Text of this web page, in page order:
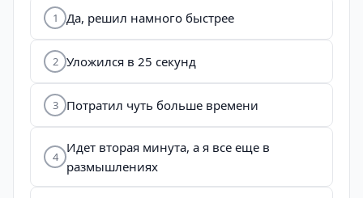
1 Да, решил намного быстрее
2 Уложился в 25 секунд
3 Потратил чуть больше времени
4
Идет вторая минута, а я все еще в
размышлениях